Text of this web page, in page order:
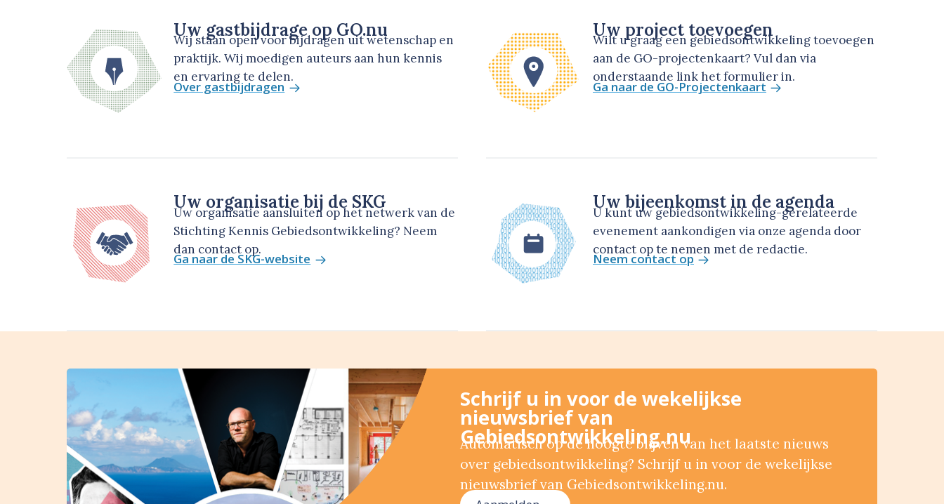
Uw gastbijdrage op GO.nu
Wij staan open voor bijdragen uit wetenschap en
praktijk. Wij moedigen auteurs aan hun kennis
en ervaring te delen.
Over gastbijdragen
Uw project toevoegen
Wilt u graag een gebiedsontwikkeling toevoegen
aan de GO-projectenkaart? Vul dan via
onderstaande link het formulier in.
Ga naar de GO-Projectenkaart
Uw organisatie bij de SKG
Uw organisatie aansluiten op het netwerk van de
Stichting Kennis Gebiedsontwikkeling? Neem
dan contact op.
Ga naar de SKG-website
Uw bijeenkomst in de agenda
U kunt uw gebiedsontwikkeling-gerelateerde
evenement aankondigen via onze agenda door
contact op te nemen met de redactie.
Neem contact op
Schrijf u in voor de wekelijkse
nieuwsbrief van
Gebiedsontwikkeling.nu
Automatisch op de hoogte blijven van het laatste nieuws
over gebiedsontwikkeling? Schrijf u in voor de wekelijkse
nieuwsbrief van Gebiedsontwikkeling.nu.